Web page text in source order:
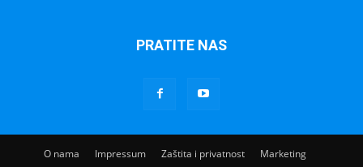
PRATITE NAS
O nama Impressum Zaštita i privatnost
Marketing